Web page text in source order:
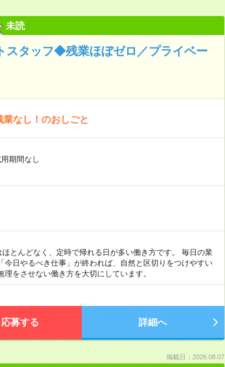
未読
スタッフ◆残業ほぼゼロ／プライベー
なし！のおしごと
期間なし
とんどなく、定時で帰れる日が多い働き方です。 毎日の業
日やるべき仕事」が終われば、自然と区切りをつけやすい
をさせない働き方を大切にしています。
応募する 詳細へ
掲載日：2026.08.07